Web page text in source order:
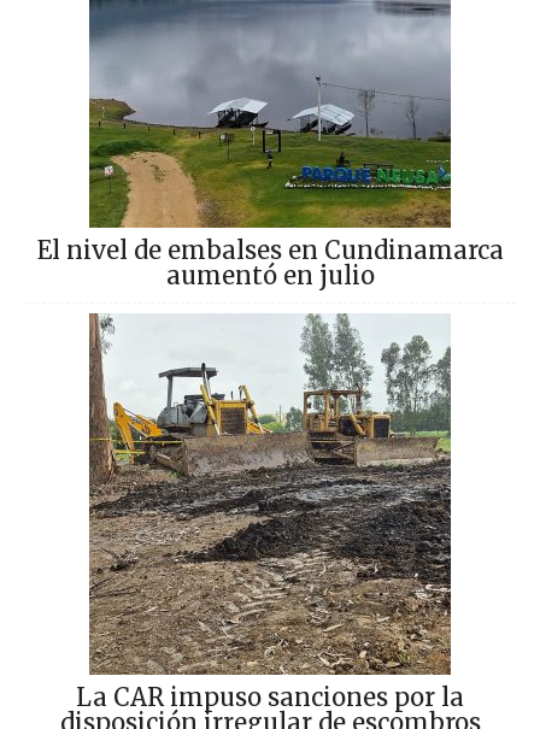
El nivel de embalses en Cundinamarca
aumentó en julio
La CAR impuso sanciones por la
disposición irregular de escombros